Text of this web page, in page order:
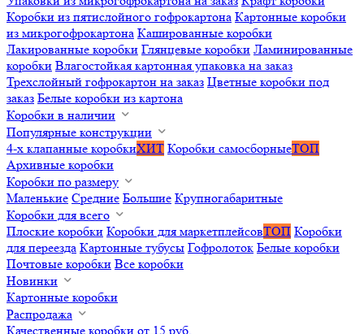
Коробки из пятислойного гофрокартона Картонные коробки
из микрогофрокартона Кашированные коробки
Лакированные коробки Глянцевые коробки Ламинированные
коробки Влагостойкая картонная упаковка на заказ
Трехслойный гофрокартон на заказ Цветные коробки под
заказ Белые коробки из картона
Коробки в наличии
Популярные конструкции
4-х клапанные коробкиХИТ Коробки самосборныеТОП
Архивные коробки
Коробки по размеру
Маленькие Средние Большие Крупногабаритные
Коробки для всего
Плоские коробки Коробки для маркетплейсовТОП Коробки
для переезда Картонные тубусы Гофролоток Белые коробки
Почтовые коробки Все коробки
Новинки
Картонные коробки
Распродажа
Качественные коробки от 15 руб.